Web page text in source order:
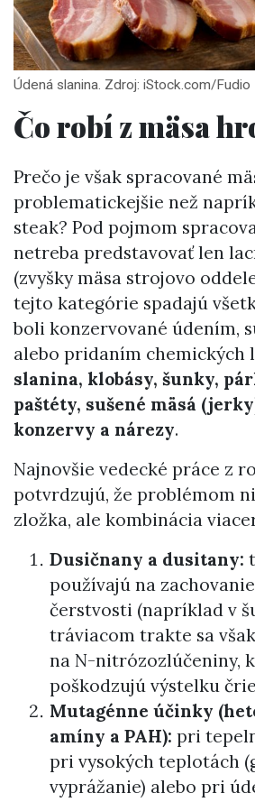
Údená slanina. Zdroj: iStock.com/Fudio
Čo robí z mäsa
Prečo je však spracované
problematickejšie než
steak? Pod pojmom
netreba predstavovať len
(zvyšky mäsa strojovo
tejto kategórie spadajú
boli konzervované údením,
alebo pridaním chemických
slanina, klobásy, šunky,
paštéty, sušené mäsá
konzervy a nárezy.
Najnovšie vedecké práce z
potvrdzujú, že problémom
zložka, ale kombinácia
Dusičnany a dusitany:
používajú na
čerstvosti (napríklad v
tráviacom trakte sa
na N-nitrózozlúčeniny,
poškodzujú výstelku
Mutagénne účinky
amíny a PAH): pri
pri vysokých teplotách
vyprážanie) alebo pri